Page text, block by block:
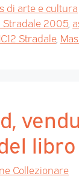
di arte e cultura
Stradale 2005,
Stradale,
Collezionare